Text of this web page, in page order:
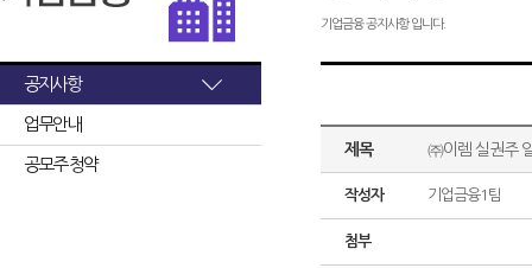
공지사항
업무안내
공모주 청약
기업금융 공지사항 입니다.
제목 ㈜이렘 실권주
작성자 기업금융1팀
첨부